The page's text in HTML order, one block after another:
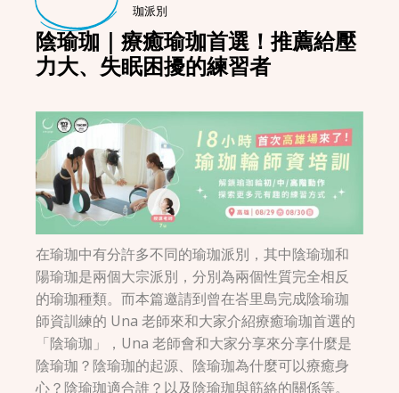
珈派別
陰瑜珈｜療癒瑜珈首選！推薦給壓
力大、失眠困擾的練習者
在瑜珈中有分許多不同的瑜珈派別，其中陰瑜珈和
陽瑜珈是兩個大宗派別，分別為兩個性質完全相反
的瑜珈種類。而本篇邀請到曾在峇里島完成陰瑜珈
師資訓練的 Una 老師來和大家介紹療癒瑜珈首選的
「陰瑜珈」，Una 老師會和大家分享來分享什麼是
陰瑜珈？陰瑜珈的起源、陰瑜珈為什麼可以療癒身
心？陰瑜珈適合誰？以及陰瑜珈與筋絡的關係等。